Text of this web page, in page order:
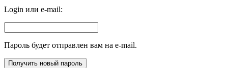
Login или e-mail:
Пароль будет отправлен вам на e-mail.